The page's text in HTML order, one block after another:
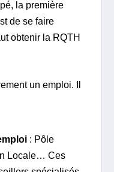
la première
de se faire
obtenir la RQTH
un emploi. Il
: Pôle
Locale… Ces